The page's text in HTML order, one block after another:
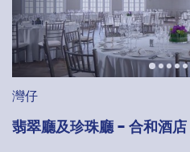
灣仔
翡翠廳及珍珠廳 - 合和酒店